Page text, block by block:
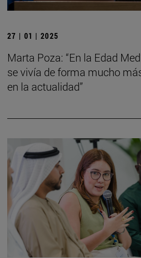
27 | 01 | 2025
Marta Poza: “En la Edad
se vivía de forma mucho
en la actualidad”